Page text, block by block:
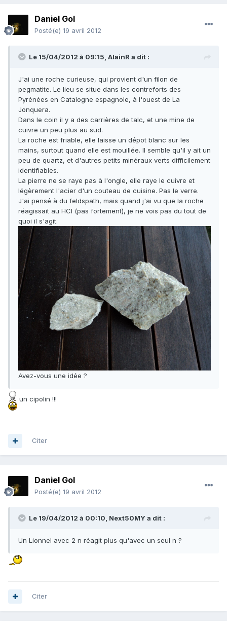
Daniel Gol
Posté(e) 19 avril 2012
Le 15/04/2012 à 09:15, AlainR a dit :
J'ai une roche curieuse, qui provient d'un filon de
pegmatite. Le lieu se situe dans les contreforts des
Pyrénées en Catalogne espagnole, à l'ouest de La
Jonquera.
Dans le coin il y a des carrières de talc, et une mine de
cuivre un peu plus au sud.
La roche est friable, elle laisse un dépot blanc sur les
mains, surtout quand elle est mouillée. Il semble qu'il y ait un
peu de quartz, et d'autres petits minéraux verts difficilement
identifiables.
La pierre ne se raye pas à l'ongle, elle raye le cuivre et
légèrement l'acier d'un couteau de cuisine. Pas le verre.
J'ai pensé à du feldspath, mais quand j'ai vu que la roche
réagissait au HCl (pas fortement), je ne vois pas du tout de
quoi il s'agit.
Avez-vous une idée ?
un cipolin !!!
Citer
Daniel Gol
Posté(e) 19 avril 2012
Le 19/04/2012 à 00:10, Next50MY a dit :
Un Lionnel avec 2 n réagit plus qu'avec un seul n ?
Citer